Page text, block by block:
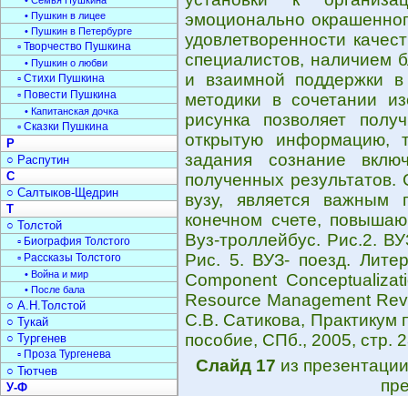
эмоционально
удовлетворенности
специалистов, наличием
и взаимной поддержки в
методики в сочетании
рисунка позволяет
открытую информацию,
задания сознание
полученных
вузу, является важным
конечном счете,
Вуз-троллейбус. Рис.2.
Рис. 5. ВУЗ- поезд.
Component
Resource Management
С.В. Сатикова, Практикум
пособие, СПб., 2005, стр.
Слайд 17 из
• Пушкин в лицее
• Пушкин в Петербурге
▫ Творчество Пушкина
• Пушкин о любви
▫ Стихи Пушкина
▫ Повести Пушкина
• Капитанская дочка
▫ Сказки Пушкина
Р
○ Распутин
С
○ Салтыков-Щедрин
Т
○ Толстой
▫ Биография Толстого
▫ Рассказы Толстого
• Война и мир
• После бала
○ А.Н.Толстой
○ Тукай
○ Тургенев
▫ Проза Тургенева
○ Тютчев
У-Ф